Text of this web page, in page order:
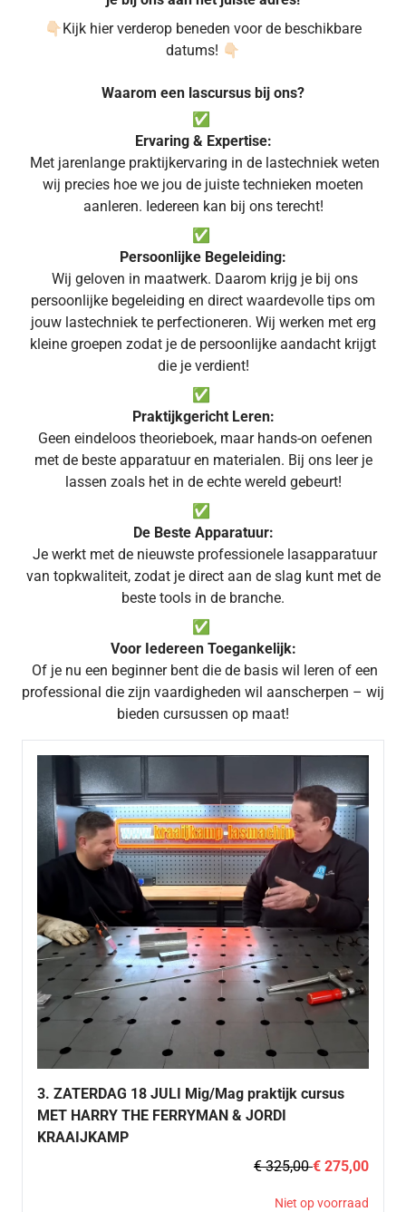
👇🏻Kijk hier verderop beneden voor de beschikbare
datums! 👇🏻
Waarom een lascursus bij ons?
✅
Ervaring & Expertise:
Met jarenlange praktijkervaring in de lastechniek weten
wij precies hoe we jou de juiste technieken moeten
aanleren. Iedereen kan bij ons terecht!
✅
Persoonlijke Begeleiding:
Wij geloven in maatwerk. Daarom krijg je bij ons
persoonlijke begeleiding en direct waardevolle tips om
jouw lastechniek te perfectioneren. Wij werken met erg
kleine groepen zodat je de persoonlijke aandacht krijgt
die je verdient!
✅
Praktijkgericht Leren:
Geen eindeloos theorieboek, maar hands-on oefenen
met de beste apparatuur en materialen. Bij ons leer je
lassen zoals het in de echte wereld gebeurt!
✅
De Beste Apparatuur:
Je werkt met de nieuwste professionele lasapparatuur
van topkwaliteit, zodat je direct aan de slag kunt met de
beste tools in de branche.
✅
Voor Iedereen Toegankelijk:
Of je nu een beginner bent die de basis wil leren of een
professional die zijn vaardigheden wil aanscherpen – wij
bieden cursussen op maat!
3. ZATERDAG 18 JULI Mig/Mag praktijk cursus
MET HARRY THE FERRYMAN & JORDI
KRAAIJKAMP
€ 325,00€ 275,00
Niet op voorraad